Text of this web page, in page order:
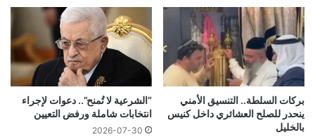
بركات السلطة.. التنسيق الأمني
ينحدر للصلح العشائري داخل كنيس
بالخليل
“الشرعية لا تُمنح”.. دعوات لإجراء
انتخابات شاملة ورفض التعيين
2026-07-30